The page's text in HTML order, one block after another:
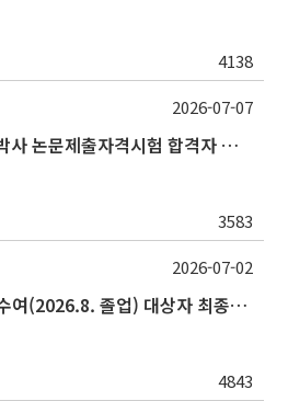
4138
2026학년도 2학기 석·박사 논문제출자격시험 합격자 공고(TSQ Exam Result)
3583
2026-07-07
2025학년도 후기 학위수여(2026.8. 졸업) 대상자 최종인준 논문 제출 안내
4843
2026-07-02